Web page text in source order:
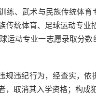
练、武术与民族传统体
传统体育、足球运动专
运动专业一志愿录取分
规违纪行为，经查实，
，取消其入学资格；构成